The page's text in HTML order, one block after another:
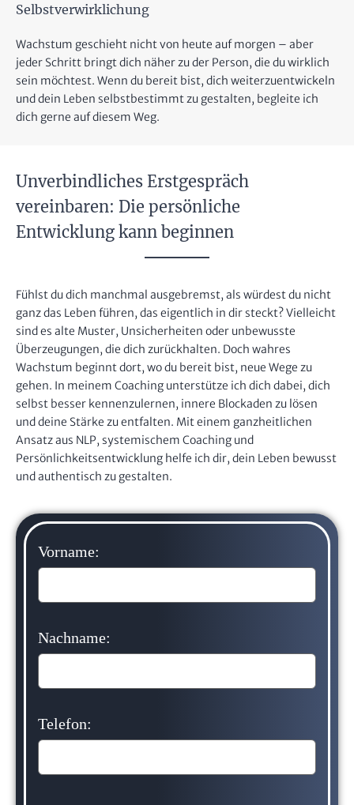
Selbstverwirklichung
Wachstum geschieht nicht von heute auf morgen – aber
jeder Schritt bringt dich näher zu der Person, die du wirklich
sein möchtest. Wenn du bereit bist, dich weiterzuentwickeln
und dein Leben selbstbestimmt zu gestalten, begleite ich
dich gerne auf diesem Weg.
Unverbindliches Erstgespräch
vereinbaren: Die persönliche
Entwicklung kann beginnen
Fühlst du dich manchmal ausgebremst, als würdest du nicht
ganz das Leben führen, das eigentlich in dir steckt? Vielleicht
sind es alte Muster, Unsicherheiten oder unbewusste
Überzeugungen, die dich zurückhalten. Doch wahres
Wachstum beginnt dort, wo du bereit bist, neue Wege zu
gehen. In meinem Coaching unterstütze ich dich dabei, dich
selbst besser kennenzulernen, innere Blockaden zu lösen
und deine Stärke zu entfalten. Mit einem ganzheitlichen
Ansatz aus NLP, systemischem Coaching und
Persönlichkeitsentwicklung helfe ich dir, dein Leben bewusst
und authentisch zu gestalten.
Vorname:
Nachname:
Telefon: